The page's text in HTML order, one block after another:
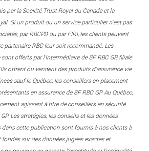
par la Société Trust Royal du Canada et la
Si un produit ou un service particulier n’est pas
par RBCPD ou par FIRI, les clients peuvent
partenaire RBC leur soit recommandé. Les
offerts par l’intermédiaire de SF RBC GP, filiale
offrent ou vendent des produits d’assurance vie
sauf le Québec, les conseillers en placement
en assurance de SF RBC GP. Au Québec,
agissent à titre de conseillers en sécurité
Les stratégies, les conseils et les données
cette publication sont fournis à nos clients à
sur des données jugées exactes et